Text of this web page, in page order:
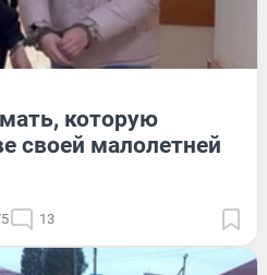
которую
своей малолетней
13